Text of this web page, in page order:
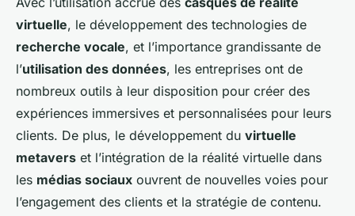
virtuelle, le développement des technologies de
recherche vocale, et l’importance grandissante de
l’utilisation des données, les entreprises ont de
nombreux outils à leur disposition pour créer des
expériences immersives et personnalisées pour leurs
clients. De plus, le développement du virtuelle
metavers et l’intégration de la réalité virtuelle dans
les médias sociaux ouvrent de nouvelles voies pour
l’engagement des clients et la stratégie de contenu.